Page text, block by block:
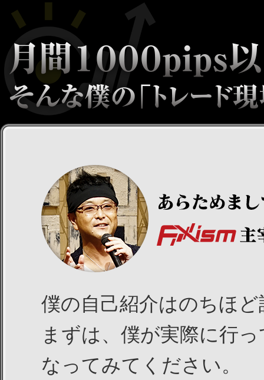
僕の自己紹介はのちほ
まずは、僕が実際に行
なってみてください。